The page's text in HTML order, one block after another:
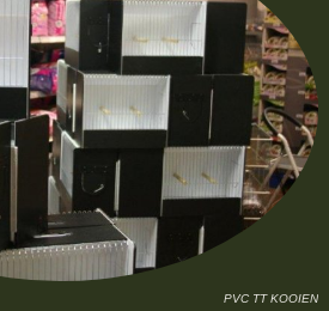
PVC TT KOOIEN